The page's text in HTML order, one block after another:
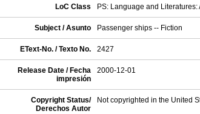
LoC Class PS: Language and
Subject / Asunto Passenger ships -- Fiction
EText-No. / Texto No. 2427
Release Date / Fecha
impresión
2000-12-01
Copyright Status/
Derechos Autor
Not copyrighted in the United